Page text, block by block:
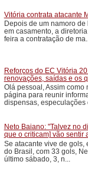
Vitória contrata atacante
Depois de um namoro
em casamento, a
feira a contratação de ma...
Reforços do EC Vitória
renovações, saídas e os
Olá pessoal, Assim como
página para reunir
dispensas, especulações
Neto Baiano: "Talvez no
que o criticam] vão sentir
Se atacante vive de gols,
do Brasil, com 33 gols,
último sábado, 3, n...